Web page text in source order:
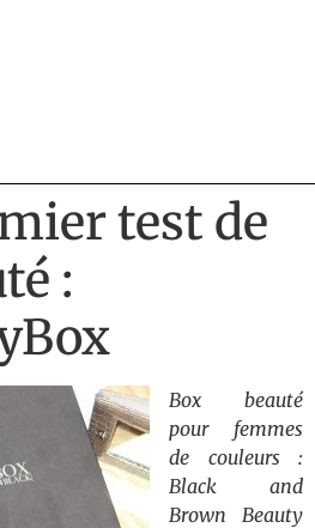
test de
:
Box beauté
pour femmes
de couleurs :
Black and
Brown Beauty